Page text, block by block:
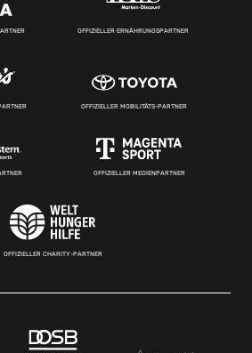
OFFIZIELLER ERNÄHRUNGSPARTNER
OFFIZIELLER MOBILITÄTS-PARTNER
OFFIZIELLER MEDIENPARTNER
OFFIZIELLER CHARITY-PARTNER